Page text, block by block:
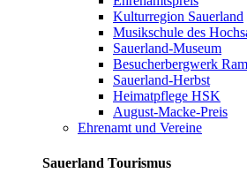
Kulturregion Sauerland
Musikschule des
Sauerland-Museum
Besucherbergwerk
Sauerland-Herbst
Heimatpflege HSK
August-Macke-Preis
Ehrenamt und Vereine
Sauerland Tourismus